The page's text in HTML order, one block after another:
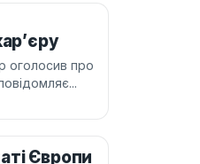
оголосив про
Європи